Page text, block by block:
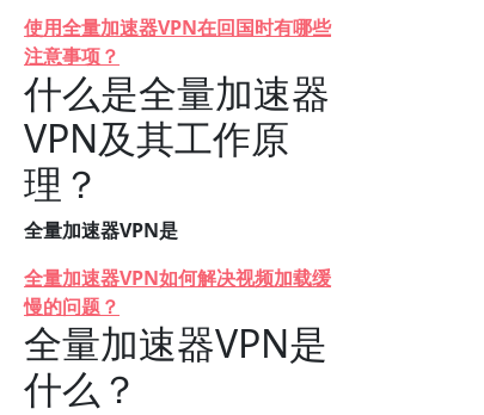
使用全量加速器VPN在回国时有哪些
注意事项？
什么是全量加速器
VPN及其工作原
理？
全量加速器VPN是
全量加速器VPN如何解决视频加载缓
慢的问题？
全量加速器VPN是
什么？